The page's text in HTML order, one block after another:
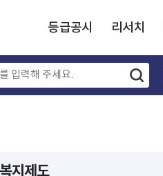
등급공시 리서치
지제도